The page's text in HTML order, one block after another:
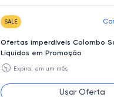
SALE
Ofertas imperdíveis Colombo
Líquidos em Promoção
🕥 Expira: em um mês
Usar Oferta